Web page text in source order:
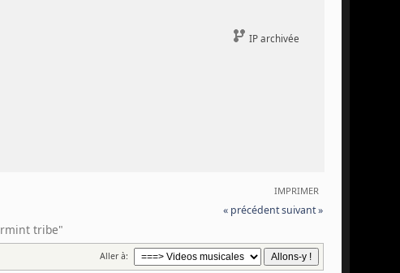
IP archivée
IMPRIMER
« précédentsuivant »
tribe"
Aller à: